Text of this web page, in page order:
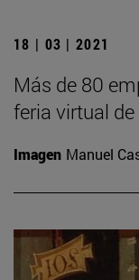
18 | 03 | 2021
Más de 80
feria virtual
Imagen Manuel